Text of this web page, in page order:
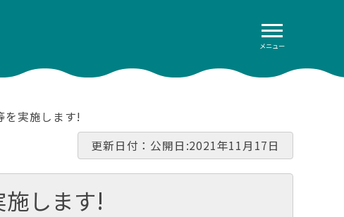
メニュー
を実施します!
更新日付：公開日:2021年11月17日
施します!